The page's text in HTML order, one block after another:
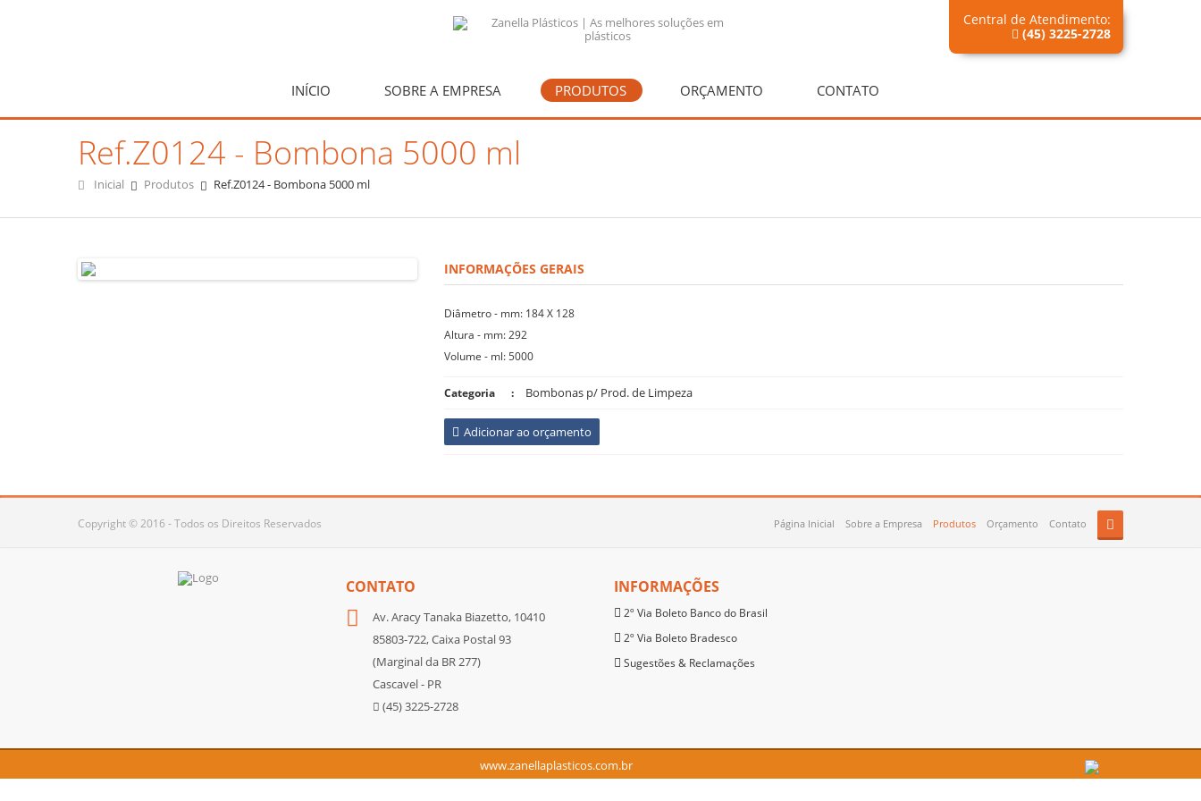
Central de Atendimento:
(45) 3225-2728
INÍCIO SOBRE A EMPRESA PRODUTOS ORÇAMENTO CONTATO
Ref.Z0124 - Bombona 5000 ml
Inicial Produtos Ref.Z0124 - Bombona 5000 ml
INFORMAÇÕES GERAIS
Diâmetro - mm: 184 X 128
Altura - mm: 292
Volume - ml: 5000
Categoria Bombonas p/ Prod. de Limpeza
Adicionar ao orçamento
Copyright © 2016 - Todos os Direitos Reservados Página Inicial Sobre a Empresa Produtos Orçamento Contato
CONTATO
Av. Aracy Tanaka Biazetto, 10410
85803-722, Caixa Postal 93
(Marginal da BR 277)
Cascavel - PR
(45) 3225-2728
INFORMAÇÕES
2º Via Boleto Banco do Brasil
2º Via Boleto Bradesco
Sugestões & Reclamações
www.zanellaplasticos.com.br